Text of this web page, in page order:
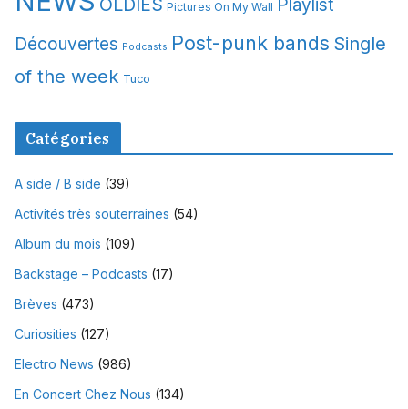
OLDIES Pictures On My Wall Playlist
Découvertes Podcasts Post-punk bands Single
of the week Tuco
Catégories
A side / B side (39)
Activités très souterraines (54)
Album du mois (109)
Backstage – Podcasts (17)
Brèves (473)
Curiosities (127)
Electro News (986)
En Concert Chez Nous (134)